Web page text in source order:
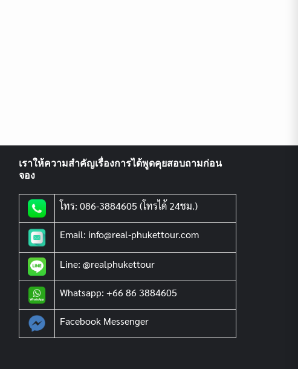
เราให้ความสำคัญเรื่องการได้พูดคุยสอบถามก่อน
จอง
โทร: 086-3884605 (โทรได้ 24ชม.)
Email: info@real-phukettour.com
Line: @realphukettour
Whatsapp: +66 86 3884605
Facebook Messenger